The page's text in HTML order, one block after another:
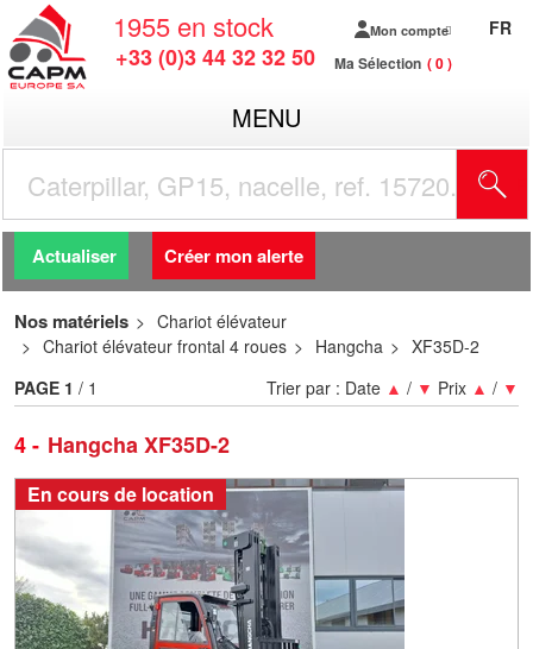
1955 en stock
+33 (0)3 44 32 32 50
Mon compte
Ma Sélection 0
FR
MENU
Actualiser Créer mon alerte
Nos matériels
Chariot élévateur
Chariot élévateur frontal 4 roues
Hangcha XF35D-2
4 Hangcha XF35D-2
Trier par : Date ▲ / ▼ Prix ▲ / ▼
PAGE 1 / 1
En cours de location